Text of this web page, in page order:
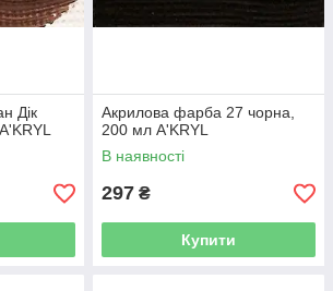
Дік
Акрилова фарба 27 чорна,
200 мл A'KRYL
В наявності
297 ₴
Купити